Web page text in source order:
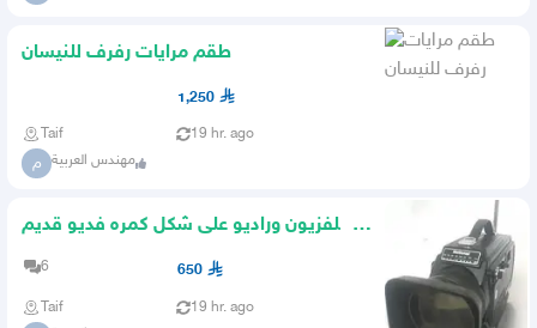
طقم مرايات رفرف للنيسان
1,250
Taif 19 hr. ago
م مهندس العربية
تلفزيون وراديو على شكل كمره فديو قديم
6 650
Taif 19 hr. ago